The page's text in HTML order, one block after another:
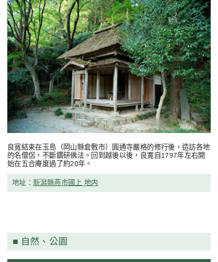
良寬結束在玉島（岡山縣倉敷市）圓通寺嚴格的修行後，造訪各地
的名僧侶，不斷鑽研佛法。回到越後以後，良寛自1797年左右開
始在五合庵度過了約20年。
地址：新潟縣燕市國上 地内
自然、公園